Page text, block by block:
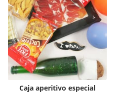
Caja aperitivo especial